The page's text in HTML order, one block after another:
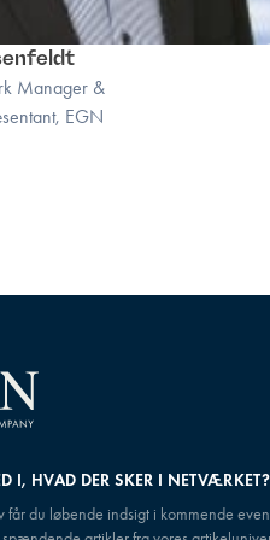
Manager &
EGN
I, HVAD DER SKER I NETVÆRKET?
får du løbende indsigt i kommende